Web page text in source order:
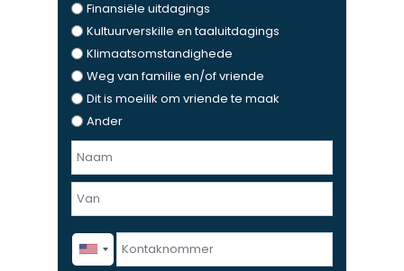
Finansiële uitdagings
Kultuurverskille en taaluitdagings
Klimaatsomstandighede
Weg van familie en/of vriende
Dit is moeilik om vriende te maak
Ander
N
a
m
F
t
L
K
o